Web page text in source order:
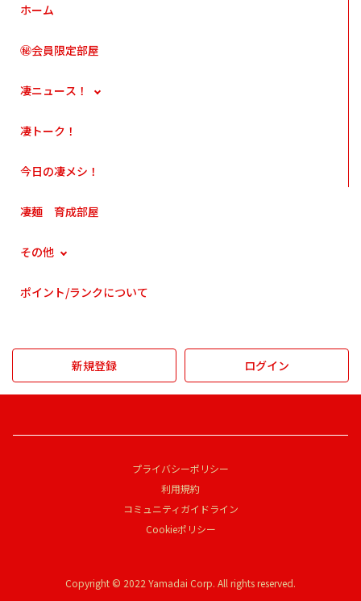
ホーム
㊙会員限定部屋
凄ニュース！
凄トーク！
今日の凄メシ！
凄麺 育成部屋
その他
ポイント/ランクについて
新規登録 ログイン
プライバシーポリシー
利用規約
コミュニティガイドライン
Cookieポリシー
Copyright © 2022 Yamadai Corp. All rights reserved.